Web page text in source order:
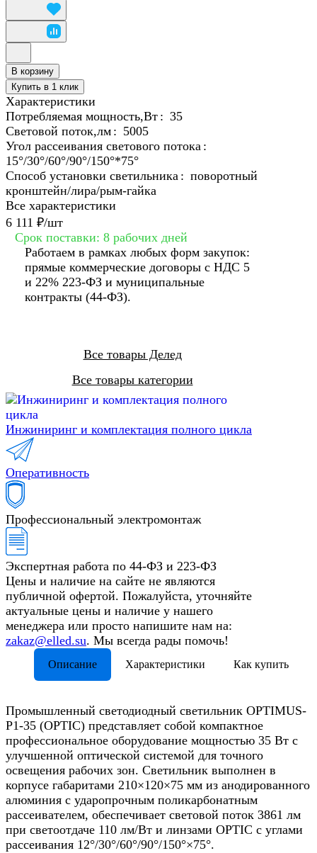
В корзину
Купить в 1 клик
Характеристики
Потребляемая мощность,Вт : 35
Световой поток,лм : 5005
Угол рассеивания светового потока :
15°/30°/60°/90°/150°*75°
Способ установки светильника : поворотный
кронштейн/лира/рым-гайка
Все характеристики
6 111 ₽/шт
Срок поставки: 8 рабочих дней
Работаем в рамках любых форм закупок:
прямые коммерческие договоры с НДС 5
и 22% 223-ФЗ и муниципальные
контракты (44-ФЗ).
Все товары Делед
Все товары категории
Инжиниринг и комплектация полного цикла
Оперативность
Профессиональный электромонтаж
Экспертная работа по 44-ФЗ и 223-ФЗ
Цены и наличие на сайте не являются
публичной офертой. Пожалуйста, уточняйте
актуальные цены и наличие у нашего
менеджера или просто напишите нам на:
zakaz@elled.su. Мы всегда рады помочь!
Описание Характеристики Как купить
Промышленный светодиодный светильник OPTIMUS-
P1-35 (OPTIC) представляет собой компактное
профессиональное оборудование мощностью 35 Вт с
улучшенной оптической системой для точного
освещения рабочих зон. Светильник выполнен в
корпусе габаритами 210×120×75 мм из анодированного
алюминия с ударопрочным поликарбонатным
рассеивателем, обеспечивает световой поток 3861 лм
при светоотдаче 110 лм/Вт и линзами OPTIC с углами
рассеивания 12°/30°/60°/90°/150°×75°.​